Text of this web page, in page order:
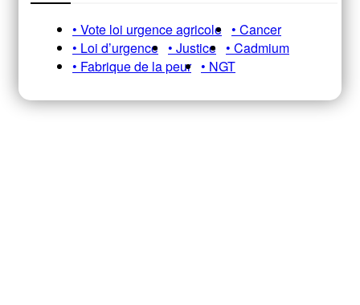
• Vote loi urgence agricole • Cancer
• Loi d’urgence • Justice • Cadmium
• Fabrique de la peur • NGT